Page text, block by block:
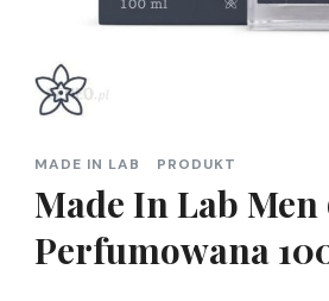
MADE IN LAB PRODUKT
Made In Lab Men
Perfumowana